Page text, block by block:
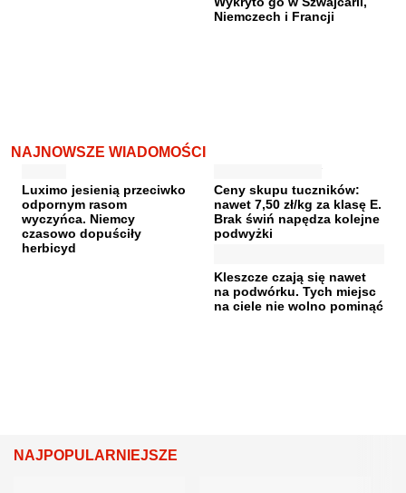
Niemczech i Francji
NAJNOWSZE WIADOMOŚCI
Luximo jesienią przeciwko
odpornym rasom
wyczyńca. Niemcy
czasowo dopuściły
herbicyd
Ceny skupu tuczników:
nawet 7,50 zł/kg za klasę E.
Brak świń napędza kolejne
podwyżki
Kleszcze czają się nawet
na podwórku. Tych miejsc
na ciele nie wolno pominąć
NAJPOPULARNIEJSZE